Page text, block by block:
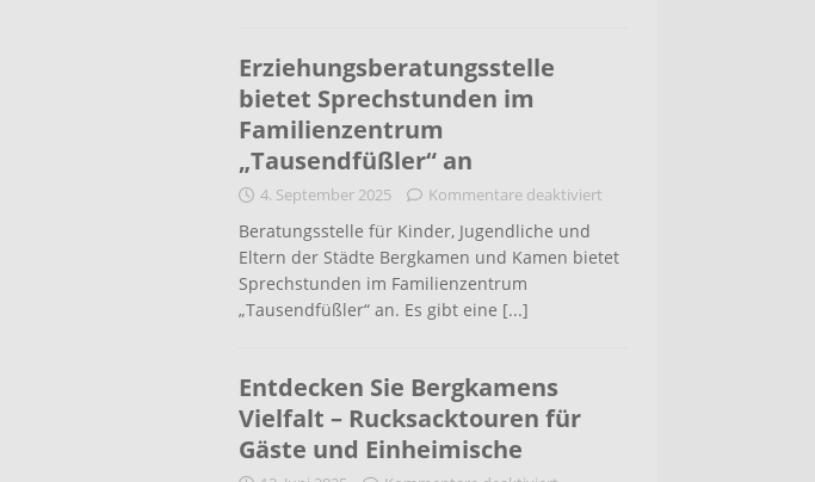
Erziehungsberatungsstelle
bietet Sprechstunden im
Familienzentrum
„Tausendfüßler“ an
4. September 2025 Kommentare deaktiviert
Beratungsstelle für Kinder, Jugendliche und
Eltern der Städte Bergkamen und Kamen bietet
Sprechstunden im Familienzentrum
„Tausendfüßler“ an. Es gibt eine [...]
Entdecken Sie Bergkamens
Vielfalt – Rucksacktouren für
Gäste und Einheimische